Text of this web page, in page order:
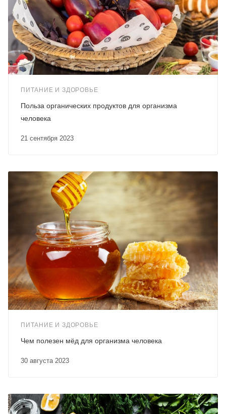
ПИТАНИЕ И ЗДОРОВЬЕ
21 сентября 2023
Польза органических продуктов для организма
человека
ПИТАНИЕ И ЗДОРОВЬЕ
30 августа 2023
Чем полезен мёд для организма человека